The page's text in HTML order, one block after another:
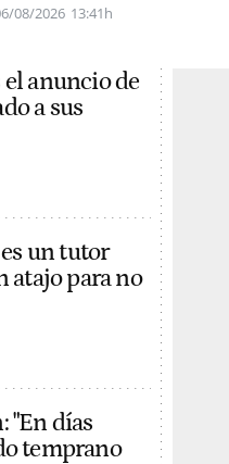
08/2026 13:41h
anuncio de
a sus
un tutor
atajo para no
"En días
temprano